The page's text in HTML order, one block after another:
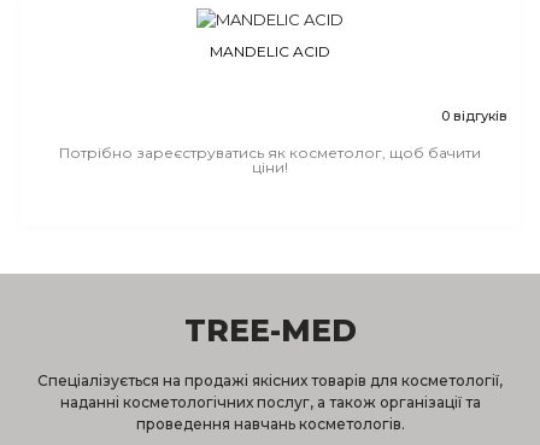
MANDELIC ACID
0 відгуків
Потрібно зареєструватись як косметолог, щоб бачити
ціни!
TREE-MED
Спеціалізується на продажі якісних товарів для косметології,
наданні косметологічних послуг, а також організації та
проведення навчань косметологів.